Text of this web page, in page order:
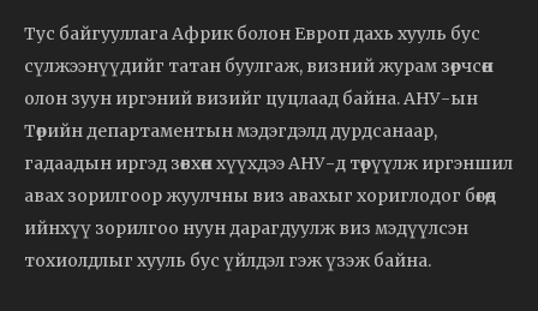
Тус байгууллага Африк болон Европ дахь хууль бус
сүлжээнүүдийг татан буулгаж, визний журам зөрчсөн
олон зуун иргэний визийг цуцлаад байна. АНУ-ын
Төрийн департаментын мэдэгдэлд дурдсанаар,
гадаадын иргэд зөвхөн хүүхдээ АНУ-д төрүүлж иргэншил
авах зорилгоор жуулчны виз авахыг хориглодог бөгөөд
ийнхүү зорилгоо нуун дарагдуулж виз мэдүүлсэн
тохиолдлыг хууль бус үйлдэл гэж үзэж байна.